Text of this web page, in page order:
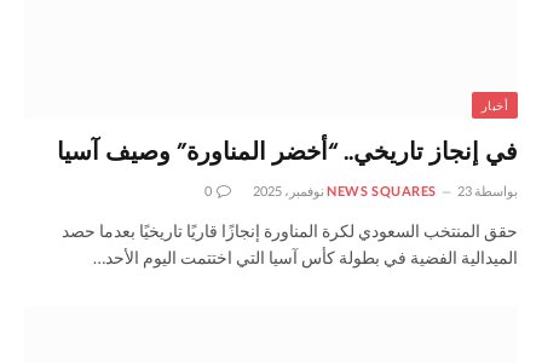
أخبار
في إنجاز تاريخي.. “أخضر المناورة” وصيف آسيا
بواسطة NEWS SQUARES 23 نوفمبر، 2025 0
حقق المنتخب السعودي لكرة المناورة إنجازًا قاريًا تاريخيًا بعدما حصد
الميدالية الفضية في بطولة كأس آسيا التي اختتمت اليوم الأحد…